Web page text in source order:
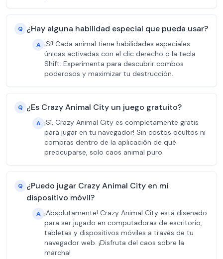
Q ¿Hay alguna habilidad especial que pueda usar?
A ¡Sí! Cada animal tiene habilidades especiales
únicas activadas con el clic derecho o la tecla
Shift. Experimenta para descubrir combos
poderosos y maximizar tu destrucción.
Q ¿Es Crazy Animal City un juego gratuito?
A ¡Sí, Crazy Animal City es completamente gratis
para jugar en tu navegador! Sin costos ocultos ni
compras dentro de la aplicación de qué
preocuparse, solo caos animal puro.
Q ¿Puedo jugar Crazy Animal City en mi
dispositivo móvil?
A ¡Absolutamente! Crazy Animal City está diseñado
para ser jugado en computadoras de escritorio,
tabletas y dispositivos móviles a través de tu
navegador web. ¡Disfruta del caos sobre la
marcha!